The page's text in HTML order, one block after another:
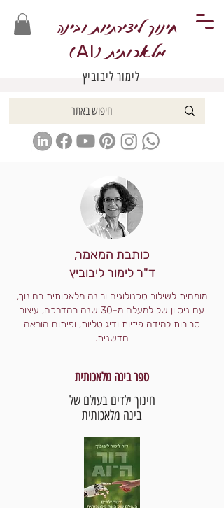
חינוך ליצירתיות ובינה
מלאכותית (AI
)
לימור ליבוביץ
כותבת המאמר,
ד"ר לימור ליבוביץ
מומחית לשילוב טכנולוגיה ובינה מלאכותית בחינוך,
עם ניסיון של למעלה מ-30 שנה בהדרכה, עיצוב
סביבות למידה פיזיות ודיגיטליות, ופיתוח הוראה
חדשנית.
ספר בינה מלאכותית
חינוך ילדים בעולם של
בינה מלאכותית